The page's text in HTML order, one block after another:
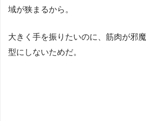
域が狭まるから。
大きく手を振りたいのに、筋肉が邪
型にしないためだ。